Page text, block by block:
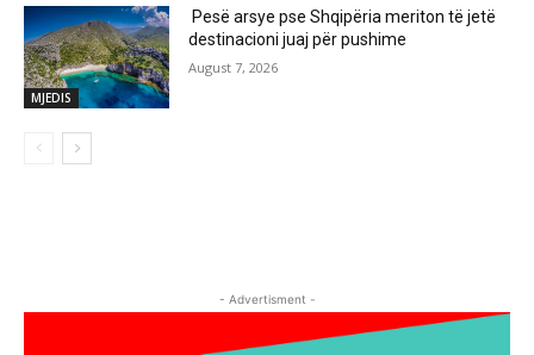
MJEDIS
Pesë arsye pse Shqipëria meriton të jetë
destinacioni juaj për pushime
August 7, 2026
- Advertisment -